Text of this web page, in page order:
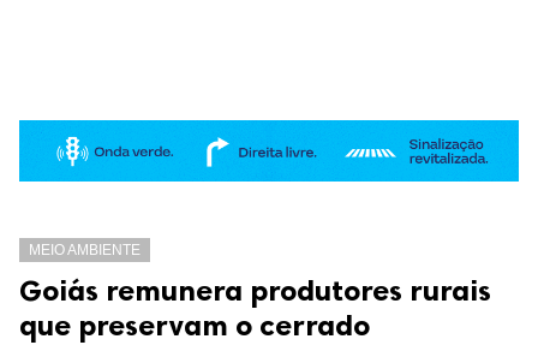
MEIO AMBIENTE
Goiás remunera produtores rurais
que preservam o cerrado